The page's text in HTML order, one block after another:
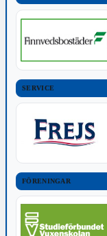
SERVICE
FÖRENINGAR